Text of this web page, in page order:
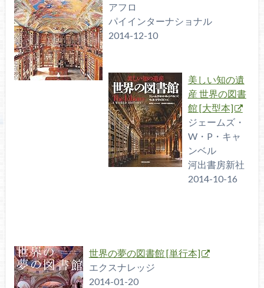
アフロ
パイインターナショナル
2014-12-10
美しい知の遺
産 世界の図書
館 [大型本]
ジェームズ・
W・P・キャ
ンベル
河出書房新社
2014-10-16
世界の夢の図書館 [単行本]
エクスナレッジ
2014-01-20